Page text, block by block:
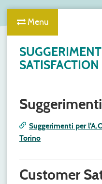
Menu
SATISFACTION
Suggerimenti
Suggerimenti per
Torino
Customer